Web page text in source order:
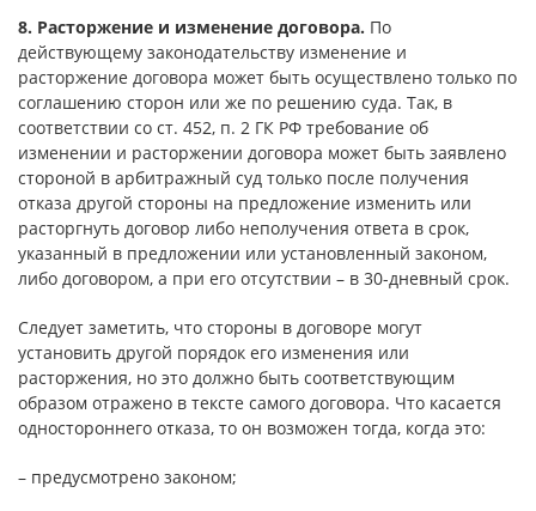
8. Расторжение и изменение договора. По
действующему законодательству изменение и
расторжение договора может быть осуществлено только по
соглашению сторон или же по решению суда. Так, в
соответствии со ст. 452, п. 2 ГК РФ требование об
изменении и расторжении договора может быть заявлено
стороной в арбитражный суд только после получения
отказа другой стороны на предложение изменить или
расторгнуть договор либо неполучения ответа в срок,
указанный в предложении или установленный законом,
либо договором, а при его отсутствии – в 30-дневный срок.
Следует заметить, что стороны в договоре могут
установить другой порядок его изменения или
расторжения, но это должно быть соответствующим
образом отражено в тексте самого договора. Что касается
одностороннего отказа, то он возможен тогда, когда это:
– предусмотрено законом;